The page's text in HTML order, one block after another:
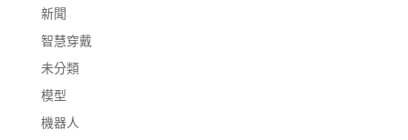
新聞
智慧穿戴
未分類
模型
機器人